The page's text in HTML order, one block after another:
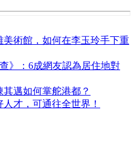
術館，如何在李玉玲手下重
》：6成網友認為居住地對
其邁如何掌舵港都？
才，可通往全世界！